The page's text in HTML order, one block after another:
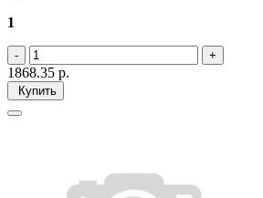
1
1868.35 р.
Купить